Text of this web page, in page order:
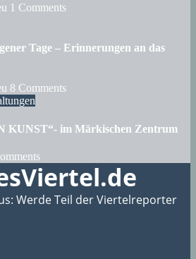
1 Comments
Tage – Erinnerungen an das
8 Comments
KUNST“- im Märkischen Zentrum
Werde Teil der Viertelreporter